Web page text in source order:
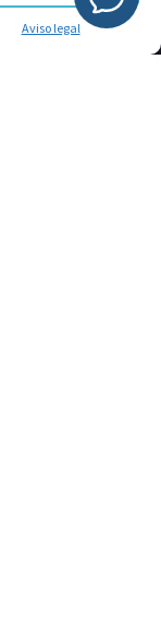
Aviso legal